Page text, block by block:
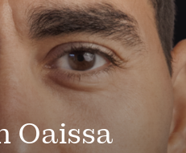
Oaissa